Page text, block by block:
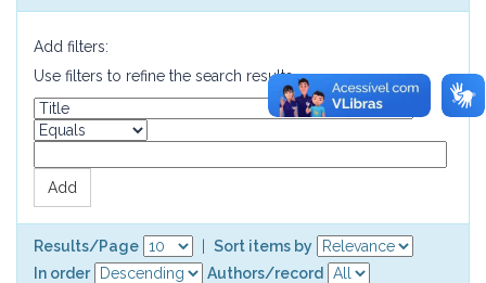
Add filters:
Use filters to refine the search results.
Results/Page
Sort items by
In order
Authors/record